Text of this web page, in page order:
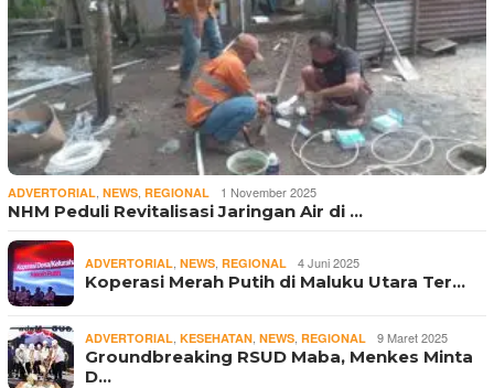
ADVERTORIAL, NEWS, REGIONAL 1 November 2025
NHM Peduli Revitalisasi Jaringan Air di …
ADVERTORIAL, NEWS, REGIONAL 4 Juni 2025
Koperasi Merah Putih di Maluku Utara Ter…
ADVERTORIAL, KESEHATAN, NEWS, REGIONAL 9 Maret 2025
Groundbreaking RSUD Maba, Menkes Minta
D…